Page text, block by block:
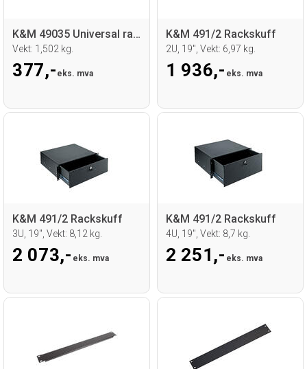
K&M 49035 Universal rackhylle
Vekt: 1,502 kg.
377,- eks. mva
K&M 491/2 Rackskuff
2U, 19", Vekt: 6,97 kg.
1 936,- eks. mva
K&M 491/2 Rackskuff
3U, 19", Vekt: 8,12 kg.
2 073,- eks. mva
K&M 491/2 Rackskuff
4U, 19", Vekt: 8,7 kg.
2 251,- eks. mva